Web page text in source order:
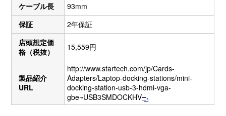
ケーブル長
93mm
保証
2年保証
店頭想定価
格（税抜）
15,559円
製品紹介
URL
http://www.startech.com/jp/Cards-
Adapters/Laptop-docking-stations/mini-
docking-station-usb-3-hdmi-vga-
gbe~USB3SMDOCKHV